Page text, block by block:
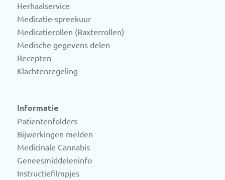
Herhaalservice
Medicatie-spreekuur
Medicatierollen (Baxterrollen)
Medische gegevens delen
Recepten
Klachtenregeling
Informatie
Patientenfolders
Bijwerkingen melden
Medicinale Cannabis
Geneesmiddeleninfo
Instructiefilmpjes